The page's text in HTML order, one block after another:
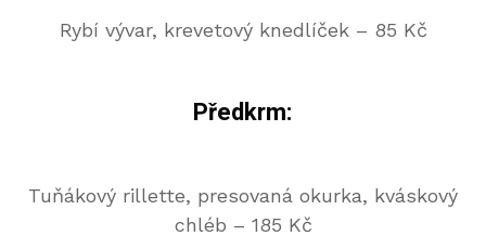
Rybí vývar, krevetový knedlíček – 85 Kč
Předkrm:
Tuňákový rillette, presovaná okurka, kváskový
chléb – 185 Kč